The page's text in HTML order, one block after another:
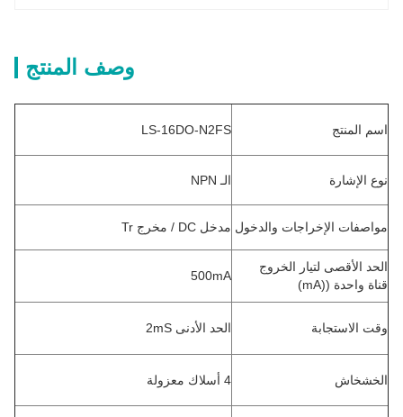
وصف المنتج
اسم المنتج LS-16DO-N2FS
نوع الإشارة الـ NPN
مواصفات الإخراجات والدخول مدخل DC / مخرج Tr
الحد الأقصى لتيار الخروج
قناة واحدة ((mA)
500mA
وقت الاستجابة الحد الأدنى 2mS
الخشخاش 4 أسلاك معزولة